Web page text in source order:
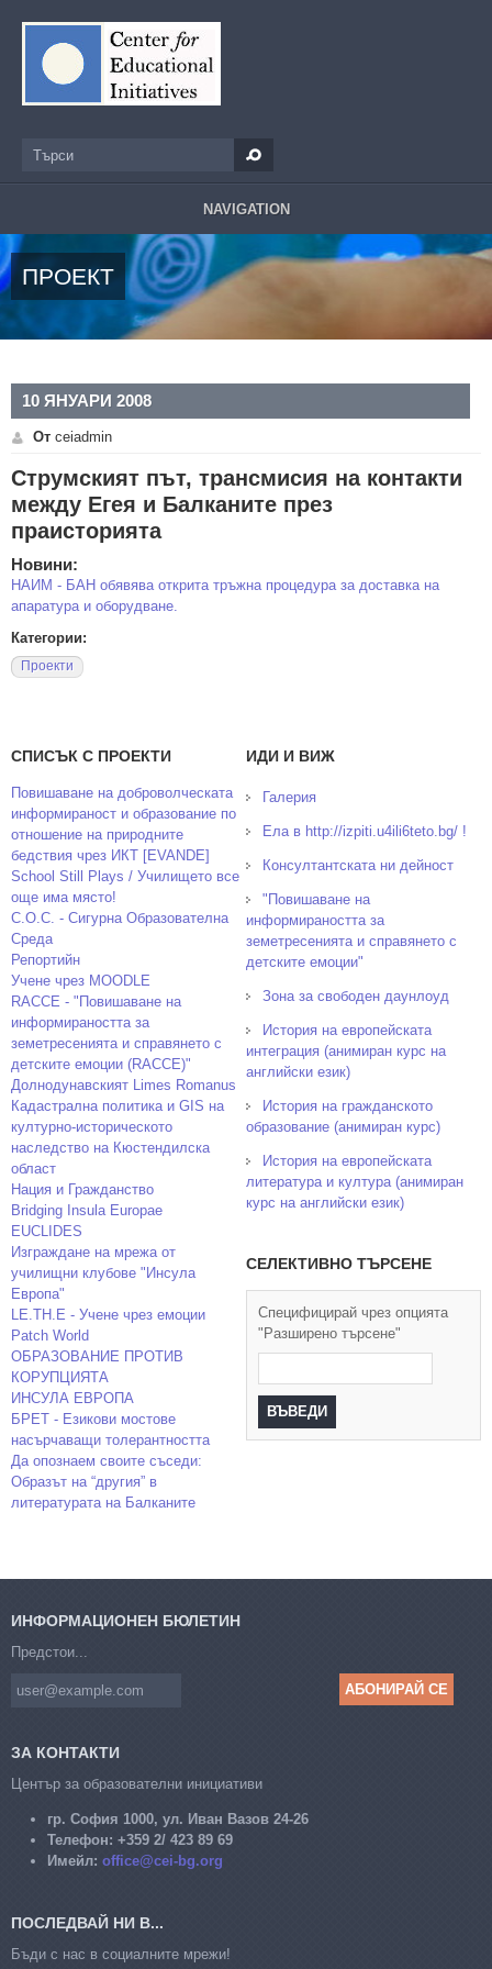
Търси
NAVIGATION
ПРОЕКТ
10 ЯНУАРИ 2008
От ceiadmin
Струмският път, трансмисия на контакти
между Егея и Балканите през
праисторията
Новини:
НАИМ - БАН обявява открита тръжна процедура за доставка на
апаратура и оборудване.
Категории:
Проекти
СПИСЪК С ПРОЕКТИ
Повишаване на доброволческата
информираност и образование по
отношение на природните
бедствия чрез ИКТ [EVANDE]
School Still Plays / Училището все
още има място!
С.О.С. - Сигурна Образователна
Среда
Репортийн
Учене чрез MOODLE
RACCE - "Повишаване на
информираността за
земетресенията и справянето с
детските емоции (RACCE)"
Долнодунавският Limes Romanus
Кадастрална политика и GIS на
културно-историческото
наследство на Кюстендилска
област
Нация и Гражданство
Bridging Insula Europae
EUCLIDES
Изграждане на мрежа от
училищни клубове "Инсула
Европа"
LE.TH.E - Учене чрез емоции
Patch World
ОБРАЗОВАНИЕ ПРОТИВ
КОРУПЦИЯТА
ИНСУЛА ЕВРОПА
БРЕТ - Езикови мостове
насърчаващи толерантността
Да опознаем своите съседи:
Образът на “другия” в
литературата на Балканите
ИДИ И ВИЖ
Галерия
Ела в http://izpiti.u4ili6teto.bg/ !
Консултантската ни дейност
"Повишаване на
информираността за
земетресенията и справянето с
детските емоции"
Зона за свободен даунлоуд
История на европейската
интеграция (анимиран курс на
английски език)
История на гражданското
образование (анимиран курс)
История на европейската
литература и култура (анимиран
курс на английски език)
СЕЛЕКТИВНО ТЪРСЕНЕ
Специфицирай чрез опцията
"Разширено търсене"
ИНФОРМАЦИОНЕН БЮЛЕТИН
Предстои...
ЗА КОНТАКТИ
Център за образователни инициативи
гр. София 1000, ул. Иван Вазов 24-26
Телефон: +359 2/ 423 89 69
Имейл: office@cei-bg.org
ПОСЛЕДВАЙ НИ В...
Бъди с нас в социалните мрежи!